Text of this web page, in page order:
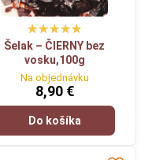
Šelak – ČIERNY bez
vosku,100g
Na objednávku
8,90 €
Do košíka